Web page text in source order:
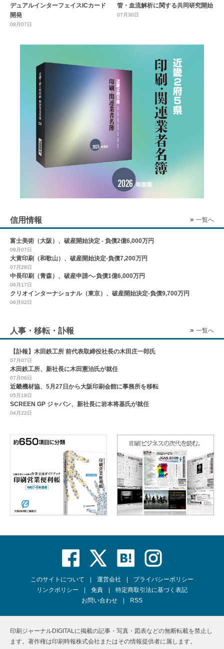
デュアルインターフェイスICカード
開発
08月07日
管・血流解析に関する共同研究開始
07月30日
信用情報 一覧へ
富士美術（大阪）、破産開始決定 - 負債2億6,000万円
08月07日
大黄印刷（和歌山）、破産開始決定-負債7,200万円
07月28日
中長印刷（青森）、破産申請へ-負債1億6,000万円
06月17日
クリオインターナショナル（東京）、破産開始決定-負債9,700万円
06月02日
人事・移転・訃報 一覧へ
【訃報】木田鉄工所 前代表取締役社長の木田庄一郎氏
07月07日
木田鉄工所、新社長に木田憲治氏が就任
07月06日
近畿機材協、5月27日から大阪印刷会館に事務所を移転
05月19日
SCREEN GP ジャパン、新社長に岩本将基氏が就任
04月22日
このサイトについて 運営会社
プライバシーポリシー
リンクポリシー
免責
特定商取引法に基づく表記
お問い合わせ
RSS
印刷ジャーナルDIGITALに掲載の記事・写真・図表などの無断転載を禁止し
ます。著作権は印刷時報株式会社またはその情報提供者に属します。